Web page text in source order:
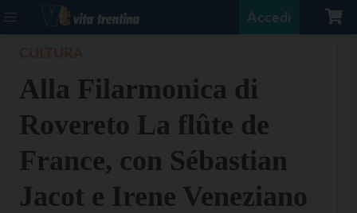
Accedi
Alla Filarmonica di
Rovereto La flûte de
France, con Sébastian
Jacot e Irene Veneziano